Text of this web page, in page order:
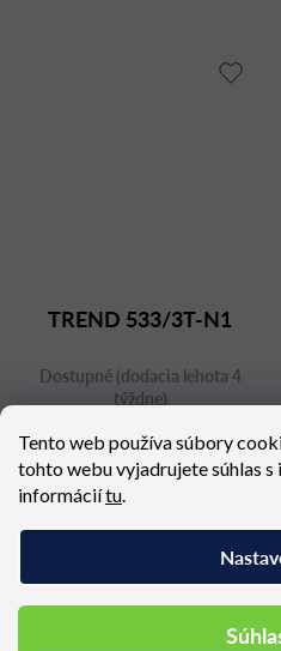
Tento web používa súbory
tohto webu vyjadrujete súhlas s
informáciítu
TREND 533/3T-N1
Dostupné (dodacia lehota 4
týždne)
763,83 €
Podobné produkty